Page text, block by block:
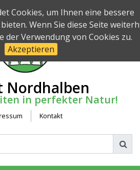
Cookies, um Ihnen eine bessere
Wenn Sie diese Seite
der Verwendung von Cookies zu.
Akzeptieren
Nordhalben
in perfekter Natur!
Kontakt